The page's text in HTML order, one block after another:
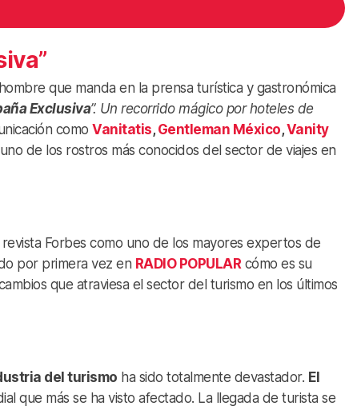
”
que manda en la prensa turística y gastronómica
Exclusiva”. Un recorrido mágico por hoteles de
como Vanitatis, Gentleman México,Vanity
de los rostros más conocidos del sector de viajes en
Forbes como uno de los mayores expertos de
por primera vez en RADIO POPULARcómo es su
que atraviesa el sector del turismo en los últimos
del turismo ha sido totalmente devastador. El
que más se ha visto afectado. La llegada de turista se